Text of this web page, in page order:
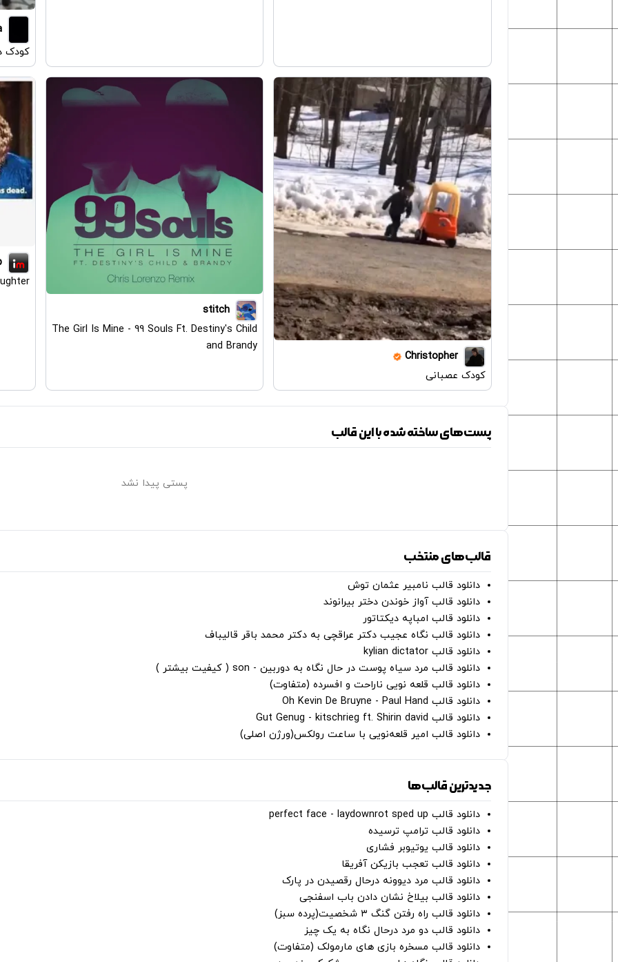
کودک
Christopher
کودک عصبانی
stitch
The Girl Is Mine - 99 Souls Ft. Destiny's Child
and Brandy
پست‌های ساخته شده با این قالب
پستی پیدا نشد
قالب‌های منتخب
دانلود قالب نامبیر عثمان ‌توش
دانلود قالب آواز خوندن دختر بیرانوند
دانلود قالب امباپه دیکتاتور
دانلود قالب نگاه عجیب دکتر عراقچی به دکتر محمد باقر قالیباف
دانلود قالب kylian dictator
دانلود قالب مرد سیاه پوست در حال نگاه به دوربین - son ( کیفیت بیشتر )
دانلود قالب قلعه نویی ناراحت و افسرده (متفاوت)
دانلود قالب Oh Kevin De Bruyne - Paul Hand
دانلود قالب Gut Genug - kitschrieg ft. Shirin david
دانلود قالب امیر قلعه‌نویی با ساعت رولکس(ورژن اصلی)
جدیدترین قالب‌ها
دانلود قالب perfect face - laydownrot sped up
دانلود قالب ترامپ ترسیده
دانلود قالب یوتیوبر فشاری
دانلود قالب تعجب بازیکن آفریقا
دانلود قالب مرد دیوونه درحال رقصیدن در پارک
دانلود قالب بیلاخ نشان دادن باب اسفنجی
دانلود قالب راه رفتن گنگ ۳ شخصیت(پرده سبز)
دانلود قالب دو مرد درحال نگاه به یک چیز
دانلود قالب مسخره بازی های مارمولک (متفاوت)